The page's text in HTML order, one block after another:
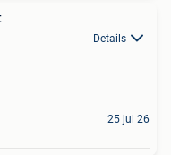
Details
25 jul 26